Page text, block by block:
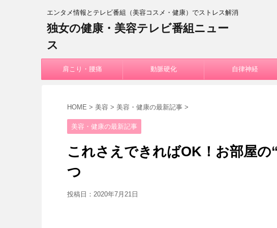
エンタメ情報とテレビ番組（美容コスメ・健康）でストレス解消
独女の健康・美容テレビ番組ニュー
ス
肩こり・腰痛 動脈硬化 自律神経
HOME > 美容 > 美容・健康の最新記事 >
美容・健康の最新記事
これさえできればOK！お部屋の
つ
投稿日： 2020年7月21日